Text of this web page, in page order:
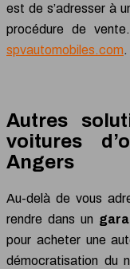
est de s’adresser à
procédure de
spvautomobiles.com.
Autres
voitures
Angers
Au-delà de vous
rendre dans un
pour acheter une
démocratisation du